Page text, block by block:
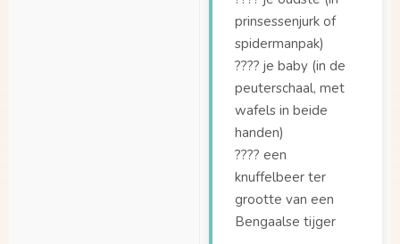
prinsessenjurk of
spidermanpak)
???? je baby (in de
peuterschaal, met
wafels in beide
handen)
???? een
knuffelbeer ter
grootte van een
Bengaalse tijger